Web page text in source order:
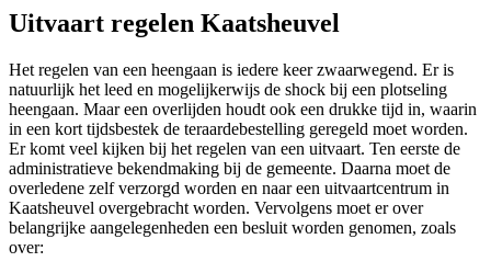
Uitvaart regelen Kaatsheuvel
Het regelen van een heengaan is iedere keer zwaarwegend. Er is
natuurlijk het leed en mogelijkerwijs de shock bij een plotseling
heengaan. Maar een overlijden houdt ook een drukke tijd in, waarin
in een kort tijdsbestek de teraardebestelling geregeld moet worden.
Er komt veel kijken bij het regelen van een uitvaart. Ten eerste de
administratieve bekendmaking bij de gemeente. Daarna moet de
overledene zelf verzorgd worden en naar een uitvaartcentrum in
Kaatsheuvel overgebracht worden. Vervolgens moet er over
belangrijke aangelegenheden een besluit worden genomen, zoals
over: